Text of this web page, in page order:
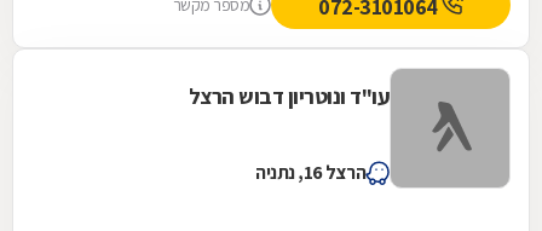
072-3101064 מספר מקשר
עו"ד ונוטריון דבוש הרצל
הרצל 16, נתניה